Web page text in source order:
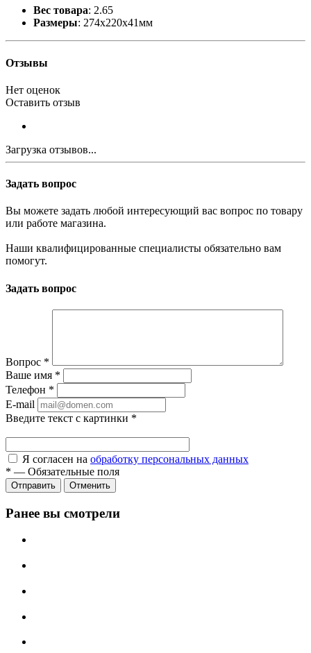
Вес товара: 2.65
Размеры: 274x220x41мм
Отзывы
Нет оценок
Оставить отзыв
Загрузка отзывов...
Задать вопрос
Вы можете задать любой интересующий вас вопрос по товару
или работе магазина.
Наши квалифицированные специалисты обязательно вам
помогут.
Задать вопрос
Вопрос *
Ваше имя *
Телефон *
E-mail
Введите текст с картинки *
Я согласен на обработку персональных данных
* — Обязательные поля
Отправить Отменить
Ранее вы смотрели